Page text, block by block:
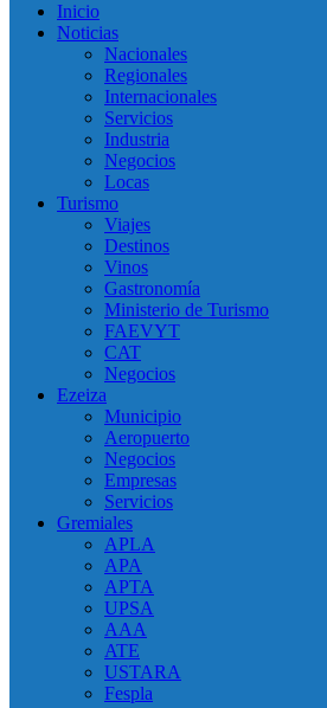
Inicio
Noticias
Nacionales
Regionales
Internacionales
Servicios
Industria
Negocios
Locas
Turismo
Viajes
Destinos
Vinos
Gastronomía
Ministerio de Turismo
FAEVYT
CAT
Negocios
Ezeiza
Municipio
Aeropuerto
Negocios
Empresas
Servicios
Gremiales
APLA
APA
APTA
UPSA
AAA
ATE
USTARA
Fespla